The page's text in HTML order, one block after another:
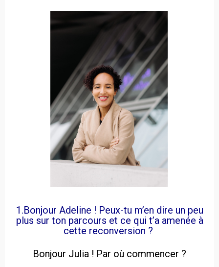
1.Bonjour Adeline ! Peux-tu m’en dire un peu
plus sur ton parcours et ce qui t’a amenée à
cette reconversion ?
Bonjour Julia ! Par où commencer ?